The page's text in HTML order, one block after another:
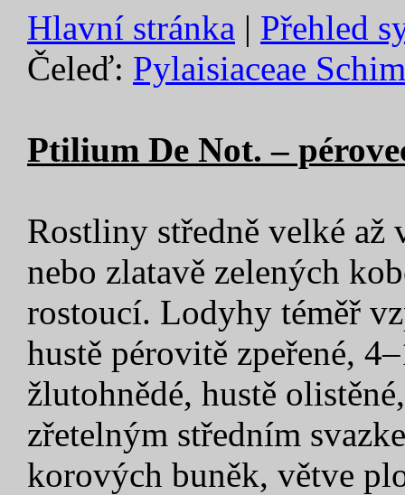
Hlavní stránka | Přehled
Čeleď: Pylaisiaceae
Ptilium De Not. –
Rostliny středně velké až
nebo zlatavě zelených
rostoucí. Lodyhy téměř
hustě pérovitě zpeřené,
žlutohnědé, hustě
zřetelným středním
korových buněk, větve